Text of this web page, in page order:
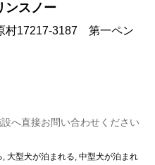
スノー
村17217-3187 第一ペン
へ直接お問い合わせください
大型犬が泊まれる 中型犬が泊まれ